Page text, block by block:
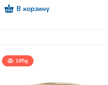
В корзину
185g